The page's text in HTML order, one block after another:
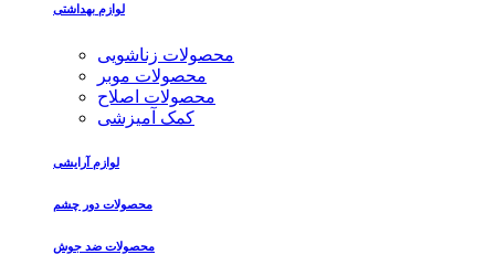
لوازم بهداشتی
محصولات زناشویی
محصولات موبر
محصولات اصلاح
کمک آمیزشی
لوازم آرایشی
محصولات دور چشم
محصولات ضد جوش